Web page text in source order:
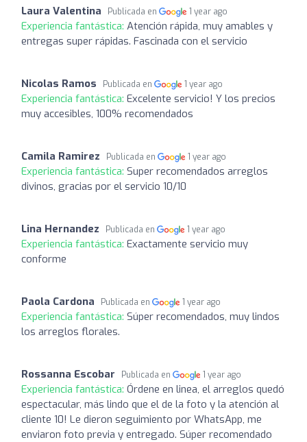
Laura Valentina Publicada en 1 year ago
Experiencia fantástica: Atención rápida, muy amables y
entregas super rápidas. Fascinada con el servicio
Nicolas Ramos Publicada en 1 year ago
Experiencia fantástica: Excelente servicio! Y los precios
muy accesibles, 100% recomendados
Camila Ramirez Publicada en 1 year ago
Experiencia fantástica: Super recomendados arreglos
divinos, gracias por el servicio 10/10
Lina Hernandez Publicada en 1 year ago
Experiencia fantástica: Exactamente servicio muy
conforme
Paola Cardona Publicada en 1 year ago
Experiencia fantástica: Súper recomendados, muy lindos
los arreglos florales.
Rossanna Escobar Publicada en 1 year ago
Experiencia fantástica: Órdene en linea, el arreglos quedó
espectacular, más lindo que el de la foto y la atención al
cliente 10! Le dieron seguimiento por WhatsApp, me
enviaron foto previa y entregado. Súper recomendado